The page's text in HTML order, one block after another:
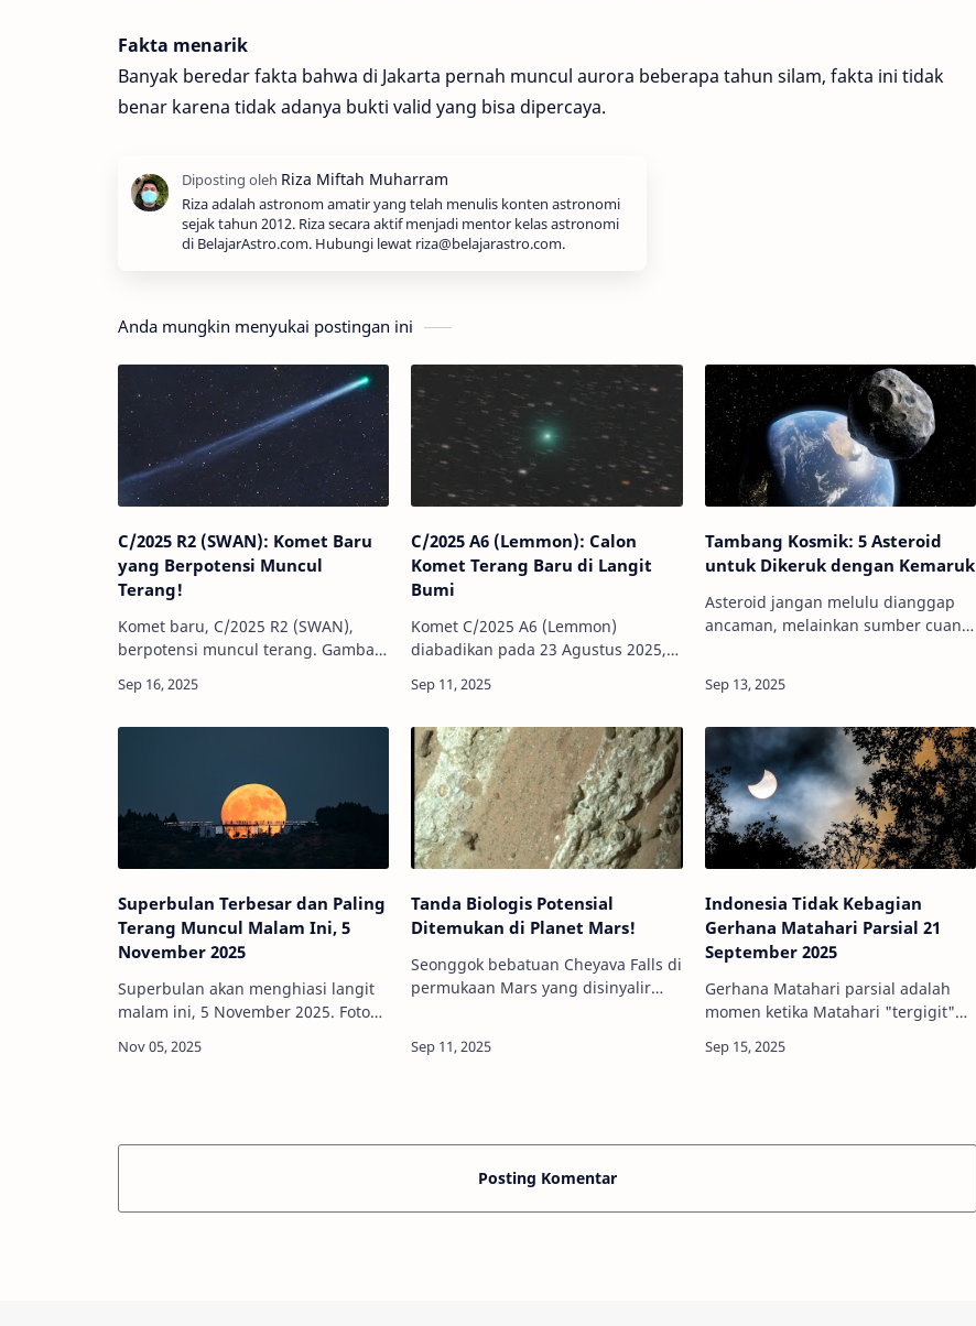
Fakta menarik
Banyak beredar fakta bahwa di Jakarta pernah muncul aurora beberapa tahun silam, fakta ini tidak
benar karena tidak adanya bukti valid yang bisa dipercaya.
Riza adalah astronom amatir yang telah menulis konten astronomi
sejak tahun 2012. Riza secara aktif menjadi mentor kelas astronomi
di BelajarAstro.com. Hubungi lewat riza@belajarastro.com.
Anda mungkin menyukai postingan ini
C/2025 R2 (SWAN): Komet Baru
yang Berpotensi Muncul
Terang!
Komet baru, C/2025 R2 (SWAN),
berpotensi muncul terang. Gambar
September 2025. Kredit: Michael
C/2025 A6 (Lemmon): Calon
Komet Terang Baru di Langit
Bumi
Komet C/2025 A6 (Lemmon)
diabadikan pada 23 Agustus 2025,
menghiasi langit Bumi. Kredit: Dan
beberap…
Tambang Kosmik: 5 Asteroid
untuk Dikeruk dengan Kemaruk
Asteroid jangan melulu dianggap
ancaman, melainkan sumber cuan.
kita lebih sering melihat asteroid
Superbulan Terbesar dan Paling
Terang Muncul Malam Ini, 5
November 2025
Superbulan akan menghiasi langit
malam ini, 5 November 2025. Foto
tahun 2024 di Tiongkok.
Tanda Biologis Potensial
Ditemukan di Planet Mars!
Seonggok bebatuan Cheyava Falls di
permukaan Mars yang disinyalir
Caltech/MSSSInfoAstronomy
Indonesia Tidak Kebagian
Gerhana Matahari Parsial 21
September 2025
Gerhana Matahari parsial adalah
momen ketika Matahari "tergigit"
APInfoAstronomy - Pada Minggu, 21
Posting Komentar